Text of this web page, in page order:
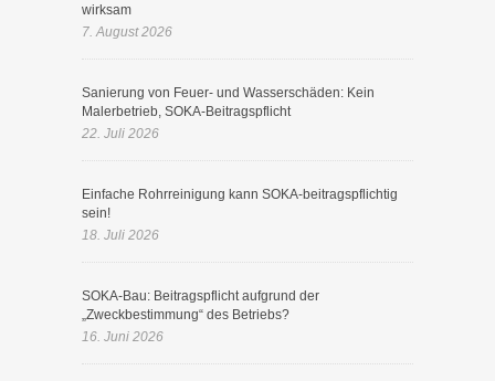
wirksam
7. August 2026
Sanierung von Feuer- und Wasserschäden: Kein
Malerbetrieb, SOKA-Beitragspflicht
22. Juli 2026
Einfache Rohrreinigung kann SOKA-beitragspflichtig
sein!
18. Juli 2026
SOKA-Bau: Beitragspflicht aufgrund der
„Zweckbestimmung“ des Betriebs?
16. Juni 2026